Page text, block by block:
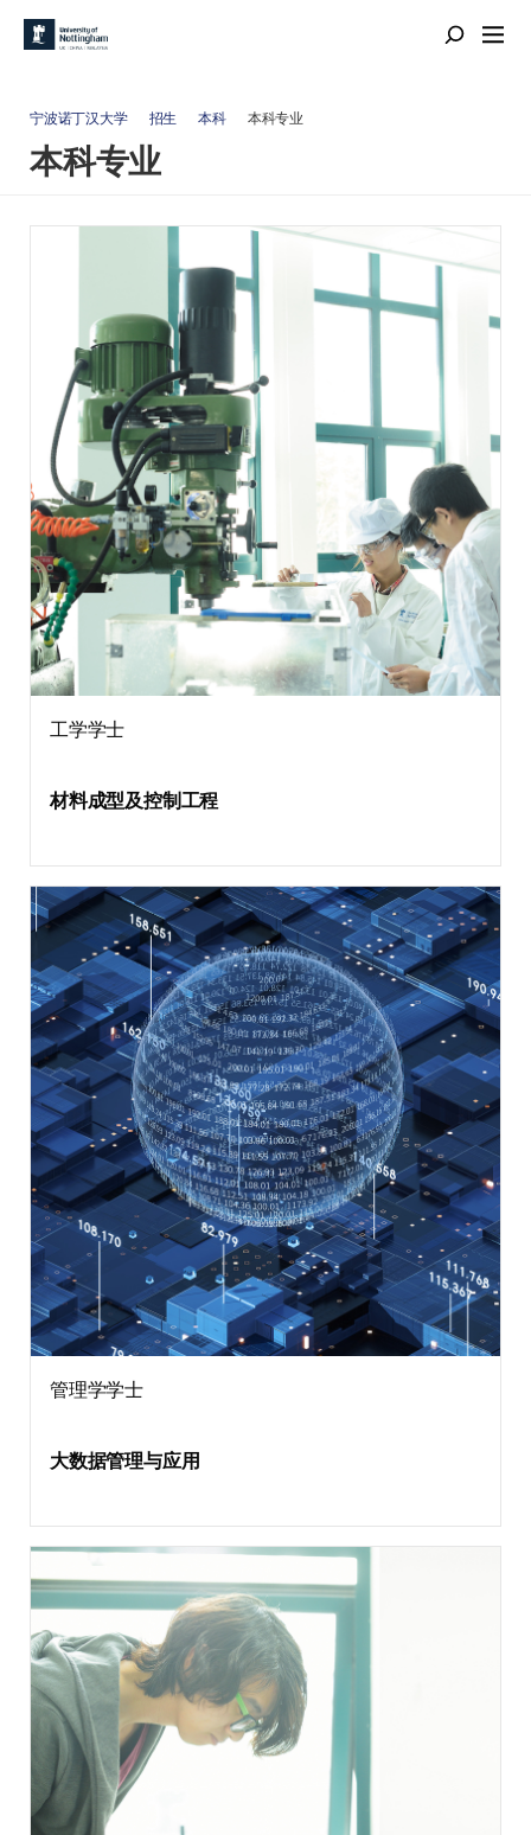
宁波诺丁汉大学 招生 本科 本科专业
本科专业
工学学士
材料成型及控制工程
管理学学士
大数据管理与应用